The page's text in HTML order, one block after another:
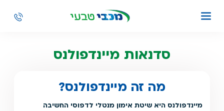
סדנאות מיינדפולנס
מה זה מיינדפולנס?
מיינדפולנס היא שיטת אימון מנטלי לדפוסי החשיבה